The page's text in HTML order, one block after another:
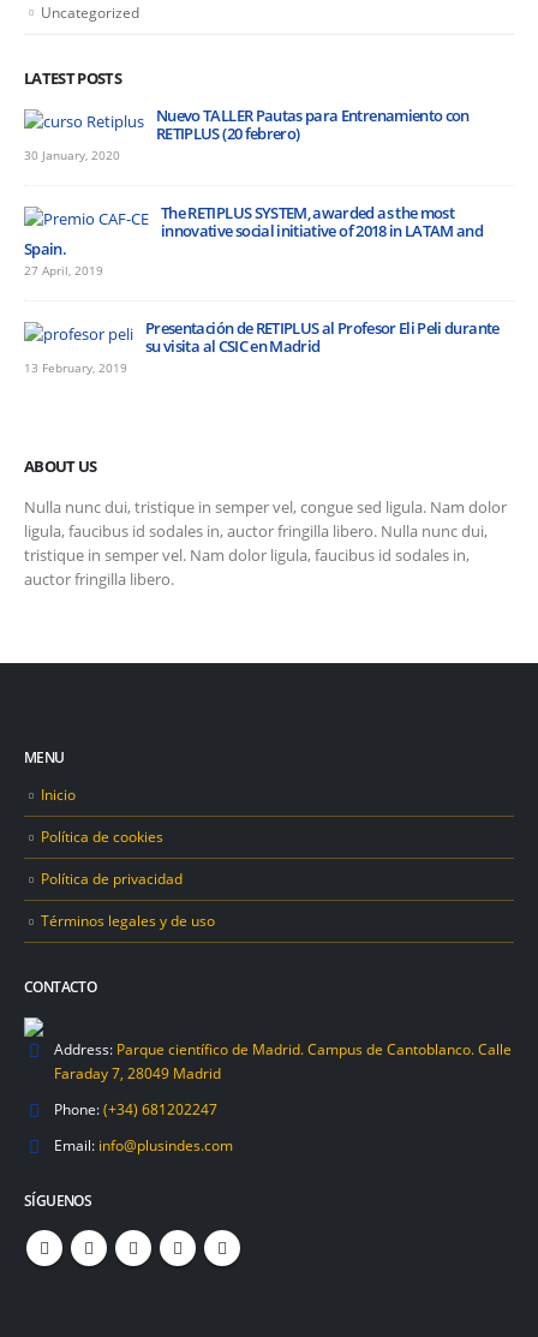
Uncategorized
LATEST POSTS
Nuevo TALLER Pautas para Entrenamiento con
RETIPLUS (20 febrero)
30 January, 2020
The RETIPLUS SYSTEM, awarded as the most
innovative social initiative of 2018 in LATAM and
Spain.
27 April, 2019
Presentación de RETIPLUS al Profesor Eli Peli durante
su visita al CSIC en Madrid
13 February, 2019
ABOUT US
Nulla nunc dui, tristique in semper vel, congue sed ligula. Nam dolor
ligula, faucibus id sodales in, auctor fringilla libero. Nulla nunc dui,
tristique in semper vel. Nam dolor ligula, faucibus id sodales in,
auctor fringilla libero.
MENU
Inicio
Política de cookies
Política de privacidad
Términos legales y de uso
CONTACTO
Address: Parque científico de Madrid. Campus de Cantoblanco. Calle
Faraday 7, 28049 Madrid
Phone:(+34) 681202247
Email: info@plusindes.com
SÍGUENOS